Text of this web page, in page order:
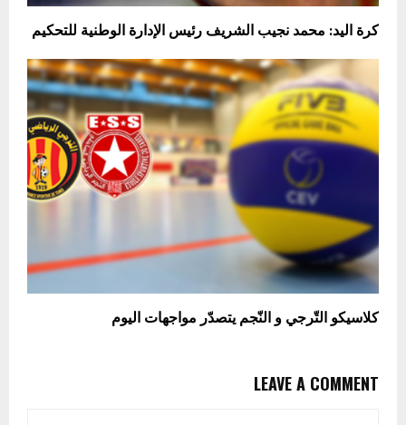
كرة اليد: محمد نجيب الشريف رئيس الإدارة الوطنية للتحكيم
كلاسيكو التّرجي و النّجم يتصدّر مواجهات اليوم
LEAVE A COMMENT